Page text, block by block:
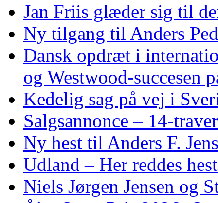
Jan Friis glæder sig til
Ny tilgang til Anders
Dansk opdræt i
og Westwood‑succesen
Kedelig sag på vej i
Salgsannonce –
Ny hest til Anders F.
Udland – Her reddes
Niels Jørgen Jensen og